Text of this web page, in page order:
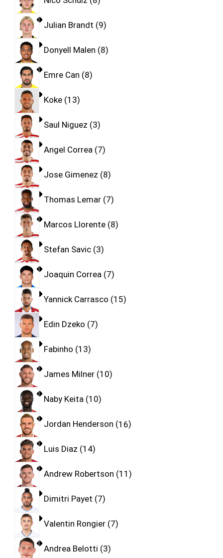
Julian Brandt 9
Donyell Malen 8
Emre Can 8
Koke 13
Saul Niguez 3
Angel Correa 7
Jose Gimenez 8
Thomas Lemar 7
Marcos Llorente 8
Stefan Savic 3
Joaquin Correa 7
Yannick Carrasco 15
Edin Dzeko 7
Fabinho 13
James Milner 10
Naby Keita 10
Jordan Henderson 16
Luis Diaz 14
Andrew Robertson 11
Dimitri Payet 7
Valentin Rongier 7
Andrea Belotti 3